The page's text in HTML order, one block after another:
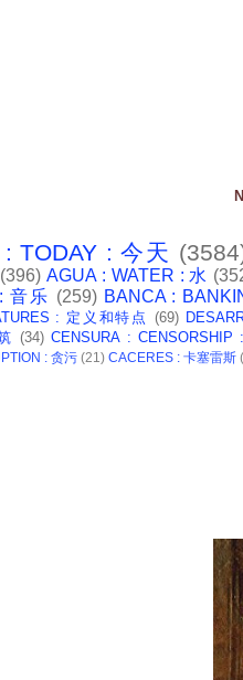
TODAY : 今天
(396) AGUA : WATER : 水
音乐 (259) BANCA :
: 定义和特点 (69)
(34) CENSURA : CENSORSHIP
: 贪污 (21) CACERES : 卡塞雷斯